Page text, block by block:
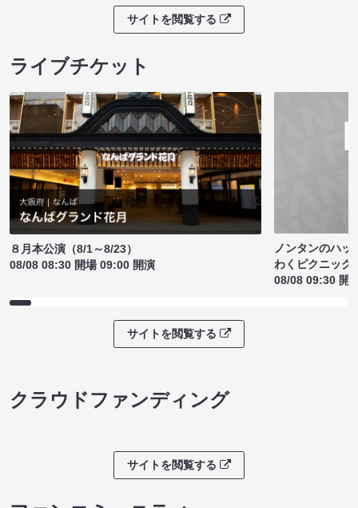
サイトを閲覧する
ライブチケット
８月本公演（8/1～8/23）
08/08 08:30 開場 09:00 開演
ノンタンのハッ
わくピクニック
08/08 09:30 開
サイトを閲覧する
クラウドファンディング
サイトを閲覧する